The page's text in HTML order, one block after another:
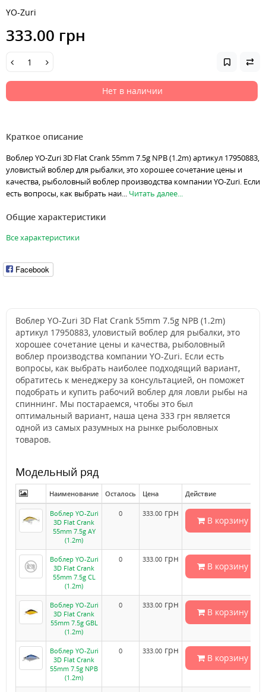
YO-Zuri
333.00 грн
Нет в наличии
Краткое описание
Воблер YO-Zuri 3D Flat Crank 55mm 7.5g NPB (1.2m) артикул 17950883,
уловистый воблер для рыбалки, это хорошее сочетание цены и
качества, рыболовный воблер производства компании YO-Zuri. Если
есть вопросы, как выбрать наи... Читать далее...
Общие характеристики
Все характеристики
Facebook
Воблер YO-Zuri 3D Flat Crank 55mm 7.5g NPB (1.2m)
артикул 17950883, уловистый воблер для рыбалки, это
хорошее сочетание цены и качества, рыболовный
воблер производства компании YO-Zuri. Если есть
вопросы, как выбрать наиболее подходящий вариант,
обратитесь к менеджеру за консультацией, он поможет
подобрать и купить рабочий воблер для ловли рыбы на
спиннинг. Мы постараемся, чтобы это был
оптимальный вариант, наша цена 333 грн является
одной из самых разумных на рынке рыболовных
товаров.
Модельный ряд
Наименование Осталось Цена Действие
Воблер YO-Zuri
3D Flat Crank
55mm 7.5g AY
(1.2m)
0 333.00 грн
В корзину
Воблер YO-Zuri
3D Flat Crank
55mm 7.5g CL
(1.2m)
0 333.00 грн
В корзину
Воблер YO-Zuri
3D Flat Crank
55mm 7.5g GBL
(1.2m)
0 333.00 грн
В корзину
Воблер YO-Zuri
3D Flat Crank
55mm 7.5g NPB
(1.2m)
0 333.00 грн
В корзину